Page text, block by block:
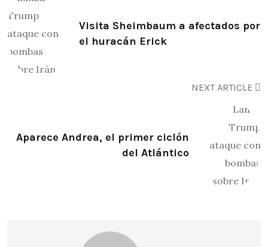
Visita Sheimbaum a afectados por
el huracán Erick
NEXT ARTICLE
Aparece Andrea, el primer ciclón
del Atlántico